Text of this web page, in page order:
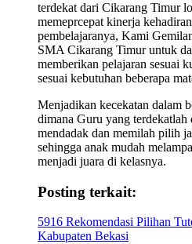
terdekat dari Cikarang Timur
memeprcepat kinerja
pembelajaranya, Kami
SMA Cikarang Timur untuk
memberikan pelajaran sesuai
sesuai kebutuhan beberapa
Menjadikan kecekatan dalam
dimana Guru yang terdekatlah
mendadak dan memilah pilih
sehingga anak mudah
menjadi juara di kelasnya.
Posting terkait:
5916 Rekomendasi Pilihan
Kabupaten Bekasi